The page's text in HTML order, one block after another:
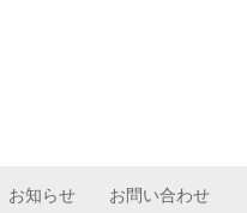
お知らせ お問い合わせ